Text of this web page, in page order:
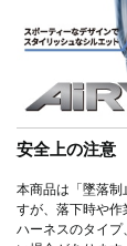
安全上の注意
本商品は「墜落
すが、落下時や作
ハーネスのタイプ